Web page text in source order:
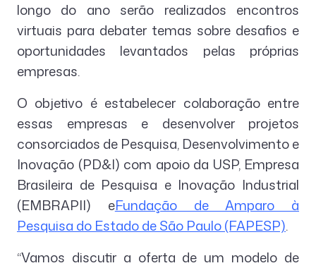
longo do ano serão realizados encontros
virtuais para debater temas sobre desafios e
oportunidades levantados pelas próprias
empresas.
O objetivo é estabelecer colaboração entre
essas empresas e desenvolver projetos
consorciados de Pesquisa, Desenvolvimento e
Inovação (PD&I) com apoio da USP, Empresa
Brasileira de Pesquisa e Inovação Industrial
(EMBRAPII) eFundação de Amparo à
Pesquisa do Estado de São Paulo (FAPESP).
“Vamos discutir a oferta de um modelo de